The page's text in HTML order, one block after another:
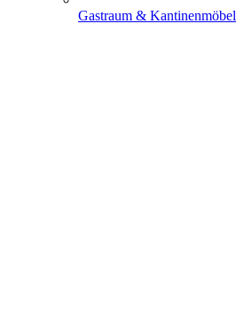
Gastraum & Kantinenmöbel